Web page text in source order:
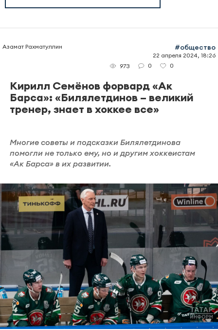
Азамат Рахматуллин #общество
22 апреля 2024, 18:26
973
0 0
Кирилл Семёнов форвард «Ак
Барса»: «Билялетдинов – великий
тренер, знает в хоккее все»
Многие советы и подсказки Билялетдинова
помогли не только ему, но и другим хоккеистам
«Ак Барса» в их развитии.